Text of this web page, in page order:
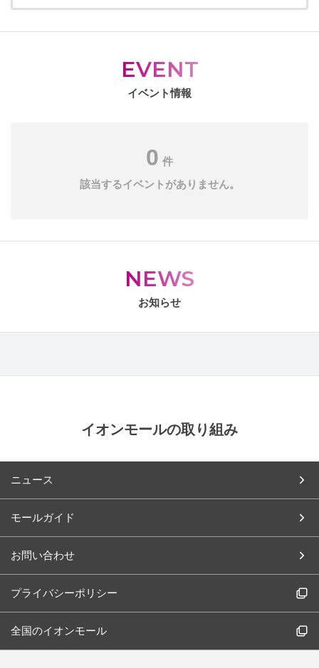
EVENT
イベント情報
0 件
該当するイベントがありません。
NEWS
お知らせ
イオンモールの取り組み
ニュース
モールガイド
お問い合わせ
プライバシーポリシー
全国のイオンモール